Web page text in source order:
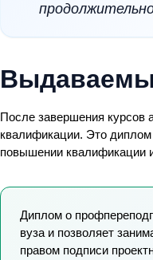
После завершения курсов
квалификации. Это диплом
повышении квалификации
Диплом о
вуза и позволяет
правом подписи